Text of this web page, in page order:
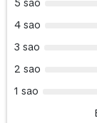
Tần số
Thời Gian hiển thị
Điện áp đầu ra
Điện năng tiêu thụ
5 sao
4 sao
3 sao
2 sao
1 sao